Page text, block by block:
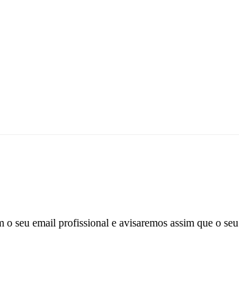
seu email profissional e avisaremos assim que o